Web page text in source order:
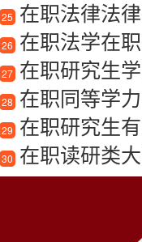
25 在职法律法
26 在职法学在
27 在职研究生
28 在职同等学
29 在职研究生有
30 在职读研类